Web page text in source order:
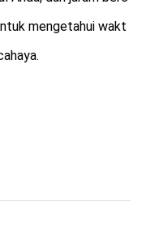
mengetahui wakt